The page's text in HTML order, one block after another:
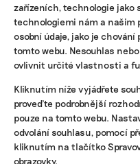
zařízeních, technologie jako
technologiemi nám a našim
osobní údaje, jako je
tomto webu. Nesouhlas
ovlivnit určité vlastnosti a
Kliknutím níže vyjádřete
proveďte podrobnější
pouze na tomto webu.
odvolání souhlasu, pomocí
kliknutím na tlačítko
obrazovky.
STÁHNĚTE SI NAŠE E-BOOKY